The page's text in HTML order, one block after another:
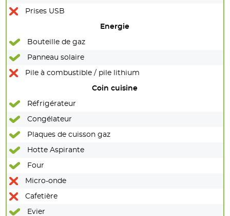
Prises USB
Energie
Bouteille de gaz
Panneau solaire
Pile à combustible / pile lithium
Coin cuisine
Réfrigérateur
Congélateur
Plaques de cuisson gaz
Hotte Aspirante
Four
Micro-onde
Cafetière
Evier